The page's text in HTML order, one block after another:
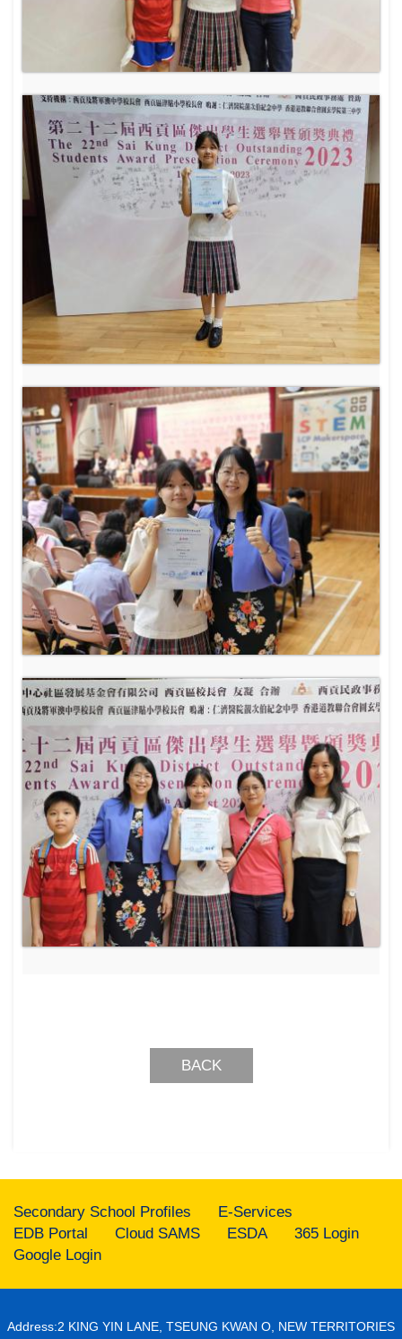
BACK
Secondary School Profiles
E-Services
EDB Portal
Cloud SAMS ESDA
365 Login
Google Login
Address:2 KING YIN LANE, TSEUNG KWAN O, NEW TERRITORIES